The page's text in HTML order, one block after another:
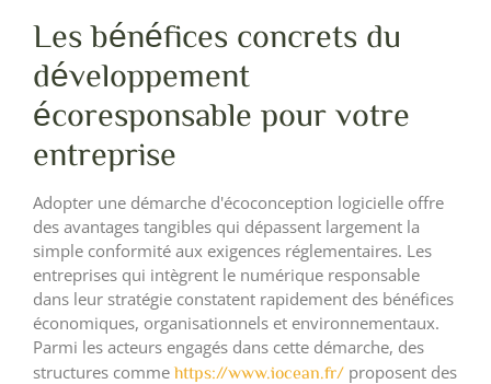
Les bénéfices concrets du
développement
écoresponsable pour votre
entreprise
Adopter une démarche d'écoconception logicielle offre
des avantages tangibles qui dépassent largement la
simple conformité aux exigences réglementaires. Les
entreprises qui intègrent le numérique responsable
dans leur stratégie constatent rapidement des bénéfices
économiques, organisationnels et environnementaux.
Parmi les acteurs engagés dans cette démarche, des
structures comme https://www.iocean.fr/ proposent des